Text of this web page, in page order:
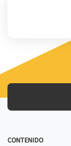
CONTENIDO